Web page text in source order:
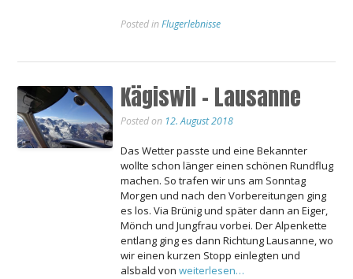
Posted inFlugerlebnisse
Kägiswil – Lausanne
Posted on 12. August 2018
Das Wetter passte und eine Bekannter
wollte schon länger einen schönen Rundflug
machen. So trafen wir uns am Sonntag
Morgen und nach den Vorbereitungen ging
es los. Via Brünig und später dann an Eiger,
Mönch und Jungfrau vorbei. Der Alpenkette
entlang ging es dann Richtung Lausanne, wo
wir einen kurzen Stopp einlegten und
alsbald vonweiterlesen…